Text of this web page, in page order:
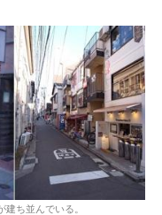
ち並んでいる。